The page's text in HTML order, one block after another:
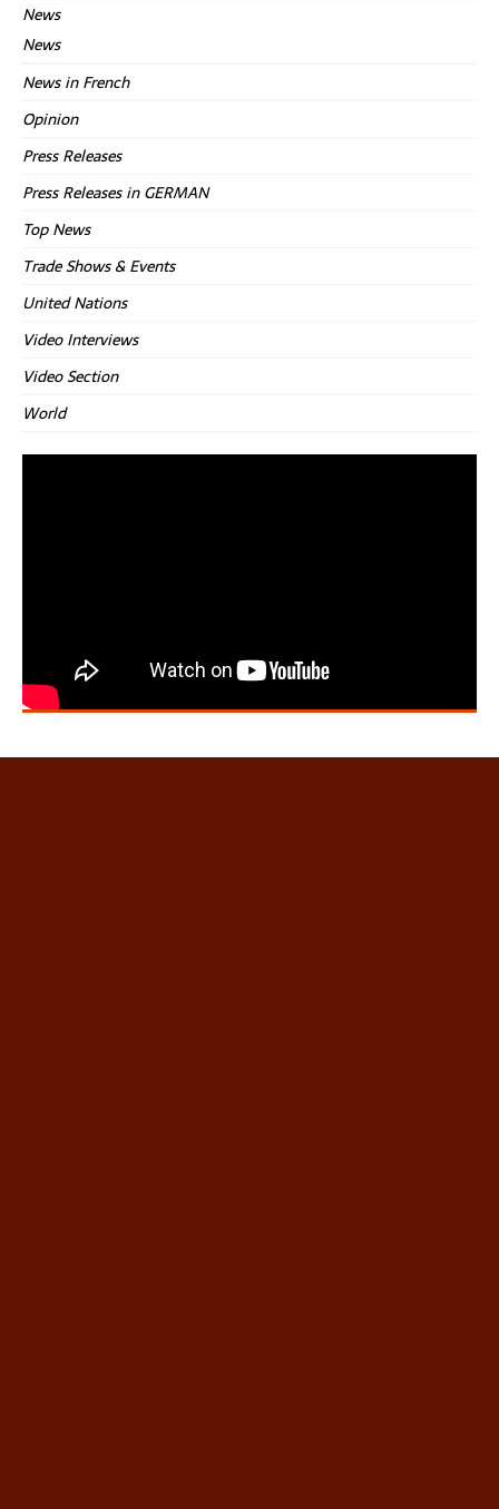
News
News
News in French
Opinion
Press Releases
Press Releases in GERMAN
Top News
Trade Shows & Events
United Nations
Video Interviews
Video Section
World